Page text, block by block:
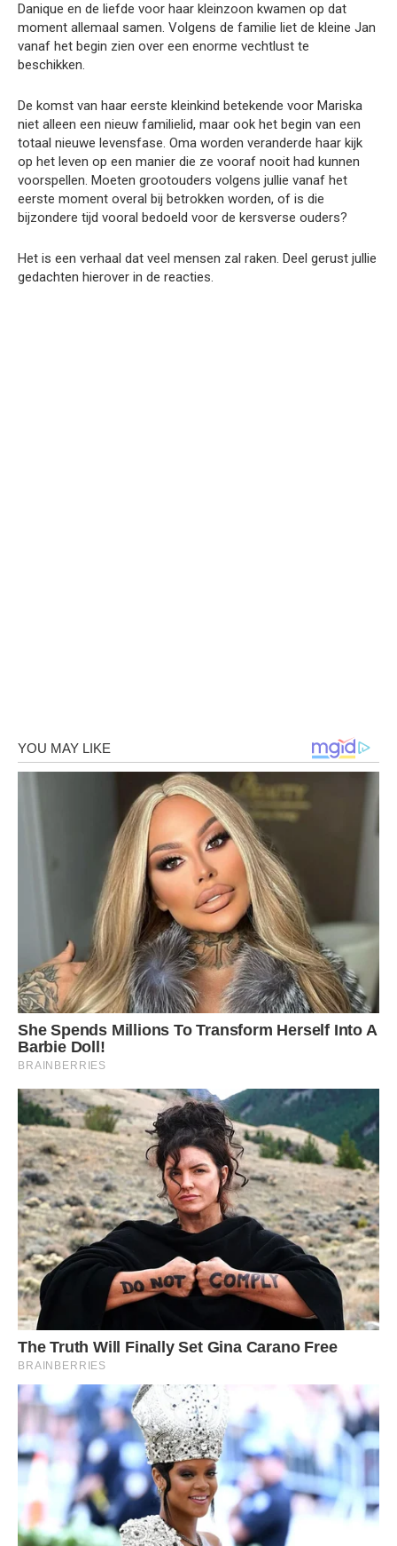
Danique en de liefde voor haar kleinzoon kwamen op dat
moment allemaal samen. Volgens de familie liet de kleine Jan
vanaf het begin zien over een enorme vechtlust te
beschikken.
De komst van haar eerste kleinkind betekende voor Mariska
niet alleen een nieuw familielid, maar ook het begin van een
totaal nieuwe levensfase. Oma worden veranderde haar kijk
op het leven op een manier die ze vooraf nooit had kunnen
voorspellen. Moeten grootouders volgens jullie vanaf het
eerste moment overal bij betrokken worden, of is die
bijzondere tijd vooral bedoeld voor de kersverse ouders?
Het is een verhaal dat veel mensen zal raken. Deel gerust jullie
gedachten hierover in de reacties.